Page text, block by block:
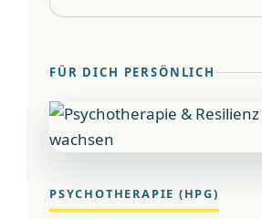
FÜR DICH PERSÖNLICH
PSYCHOTHERAPIE (HPG)